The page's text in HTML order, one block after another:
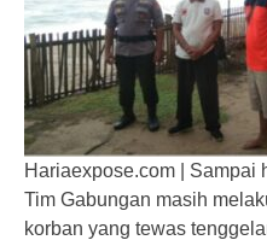
Hariaexpose.com | Sampai
Tim Gabungan masih
korban yang tewas